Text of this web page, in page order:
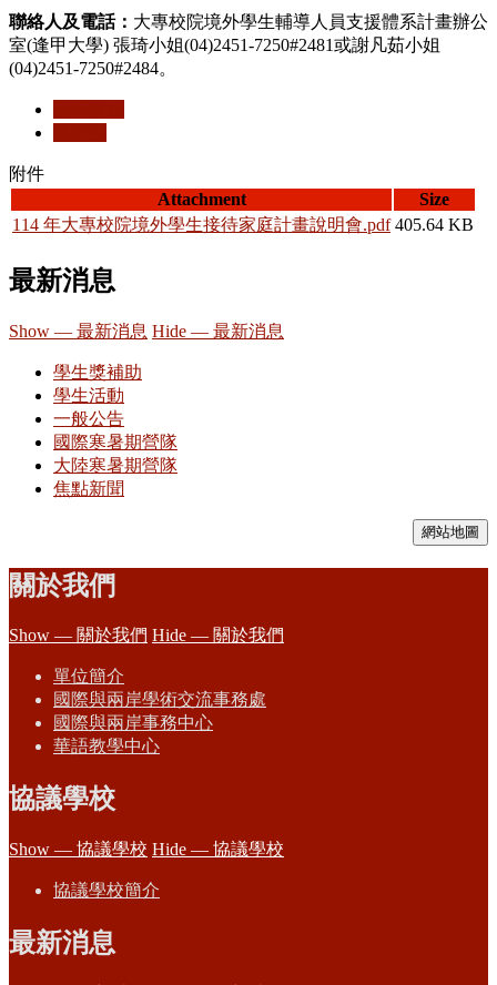
聯絡人及電話： 大專校院境外學生輔導人員支援體系計畫辦公
室(逢甲大學) 張琦小姐(04)2451-7250#2481或謝凡茹小姐
(04)2451-7250#2484。
附件
Attachment
Size
114 年大專校院境外學生接待家庭計畫說明會.pdf 405.64 KB
最新消息
Show — 最新消息 Hide — 最新消息
學生獎補助
學生活動
一般公告
國際寒暑期營隊
大陸寒暑期營隊
焦點新聞
網站地圖
關於我們
Show — 關於我們 Hide — 關於我們
單位簡介
國際與兩岸學術交流事務處
國際與兩岸事務中心
華語教學中心
協議學校
Show — 協議學校 Hide — 協議學校
協議學校簡介
最新消息